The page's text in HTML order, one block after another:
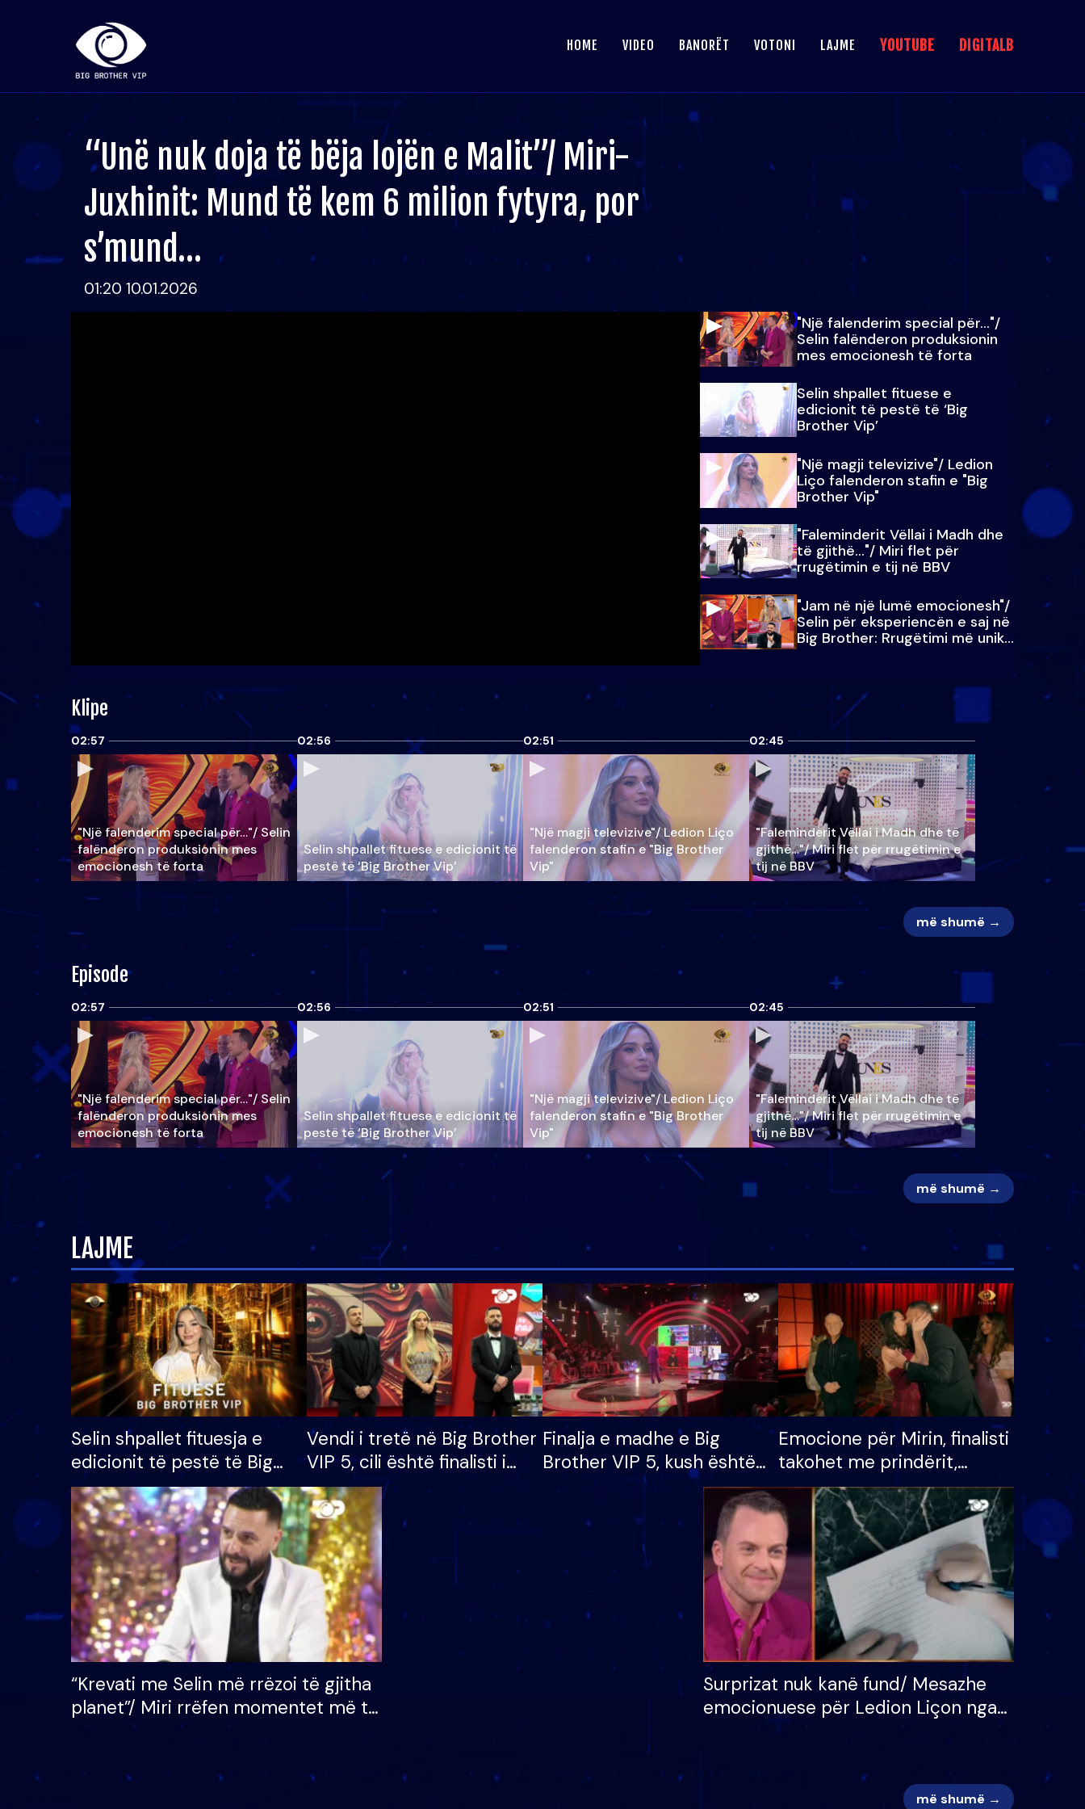
HOME VIDEO BANORËT VOTONI LAJME YOUTUBE DIGITALB
“Unë nuk doja të bëja lojën e Malit”/ Miri-
Juxhinit: Mund të kem 6 milion fytyra, por
s’mund…
01:20 10.01.2026
"Një falenderim special për…"/
Selin falënderon produksionin
mes emocionesh të forta
Selin shpallet fituese e
edicionit të pestë të ‘Big
Brother Vip’
"Një magji televizive"/ Ledion
Liço falenderon stafin e "Big
Brother Vip"
"Faleminderit Vëllai i Madh dhe
të gjithë…"/ Miri flet për
rrugëtimin e tij në BBV
"Jam në një lumë emocionesh"/
Selin për eksperiencën e saj në
Big Brother: Rrugëtimi më unik…
Klipe
02:57
"Një falenderim special për…"/ Selin
falënderon produksionin mes
emocionesh të forta
02:56
Selin shpallet fituese e edicionit të
pestë të ‘Big Brother Vip’
02:51
"Një magji televizive"/ Ledion Liço
falenderon stafin e "Big Brother
Vip"
02:45
"Faleminderit Vëllai i Madh dhe të
gjithë…"/ Miri flet për rrugëtimin e
tij në BBV
më shumë →
Episode
02:57
"Një falenderim special për…"/ Selin
falënderon produksionin mes
emocionesh të forta
02:56
Selin shpallet fituese e edicionit të
pestë të ‘Big Brother Vip’
02:51
"Një magji televizive"/ Ledion Liço
falenderon stafin e "Big Brother
Vip"
02:45
"Faleminderit Vëllai i Madh dhe të
gjithë…"/ Miri flet për rrugëtimin e
tij në BBV
më shumë →
LAJME
Selin shpallet fituesja e
edicionit të pestë të Big
Brother VIP, rrëmben
çmimin e madh prej 100
mijë eurosh
Vendi i tretë në Big Brother
VIP 5, cili është finalisti i
radhës që lë shtëpinë
Finalja e madhe e Big
Brother VIP 5, kush është
banori i parë që lë shtëpinë
dhe humb mundësinë për
të fituar çmimin e madh
Emocione për Mirin, finalisti
takohet me prindërit,
vajzën dhe bashkëshorten:
S’kemi ndonjë letër divorci
apo jo?
“Krevati me Selin më rrëzoi të gjitha
planet”/ Miri rrëfen momentet më të
bukura në shtëpinë e BB VIP: Do më
Surprizat nuk kanë fund/ Mesazhe
emocionuese për Ledion Liçon nga
nëna dhe fëmijët e tij, moderatori
më shumë →